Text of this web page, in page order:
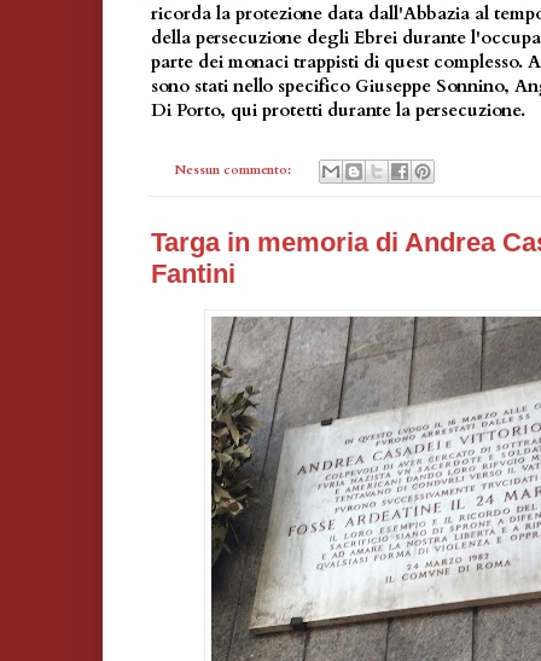
ricorda la protezione data dall'Abbazia al
della persecuzione degli Ebrei durante
parte dei monaci trappisti di quest complesso.
sono stati nello specifico Giuseppe Sonnino,
Di Porto, qui protetti durante la persecuzione.
Nessun commento:
Targa in memoria di Andrea
Fantini